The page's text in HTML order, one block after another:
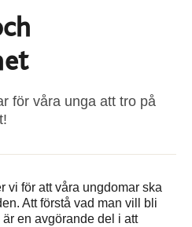
för våra unga att tro på
vi för att våra ungdomar ska
Att förstå vad man vill bli
en avgörande del i att